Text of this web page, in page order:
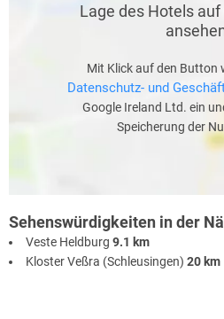
Lage des Hotels
Mit Klick auf den Button
Datenschutz- und
Google Ireland Ltd. ein
Speicherung der
Sehenswürdigkeiten in der
Veste Heldburg 9.1 km
Kloster Veßra (Schleusingen) 20 km